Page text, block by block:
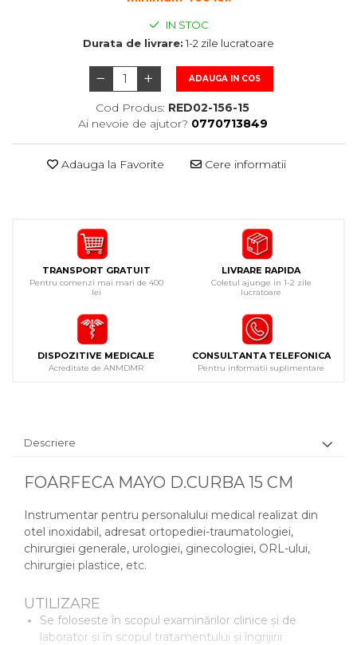
IN STOC
Durata de livrare: 1-2 zile lucratoare
ADAUGA IN COS
Cod Produs: RED02-156-15
Ai nevoie de ajutor? 0770713849
Adauga la Favorite Cere informatii
TRANSPORT GRATUIT
Pentru comenzi mai mari de 400
lei
LIVRARE RAPIDA
Coletul ajunge in 1-2 zile
lucratoare
DISPOZITIVE MEDICALE
Acreditate de ANMDMR
CONSULTANTA TELEFONICA
Pentru informatii suplimentare
Descriere
FOARFECA MAYO D.CURBA 15 CM
Instrumentar pentru personalului medical realizat din
otel inoxidabil, adresat ortopediei-traumatologiei,
chirurgiei generale, urologiei, ginecologiei, ORL-ului,
chirurgiei plastice, etc.
UTILIZARE
Se foloseste în scopul examinărilor clinice şi de
laborator şi în scopul tratamentului şi îngrijirii